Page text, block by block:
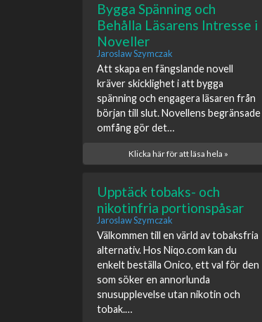
Bygga Spänning och
Behålla Läsarens Intresse i
Noveller
Jaroslaw Szymczak
Att skapa en fängslande novell
kräver skicklighet i att bygga
spänning och engagera läsaren från
början till slut. Novellens begränsade
omfång gör det…
Klicka här för att läsa hela »
Upptäck tobaks- och
nikotinfria portionspåsar
Jaroslaw Szymczak
Välkommen till en värld av tobaksfria
alternativ. Hos Niqo.com kan du
enkelt beställa Onico, ett val för den
som söker en annorlunda
snusupplevelse utan nikotin och
tobak.…